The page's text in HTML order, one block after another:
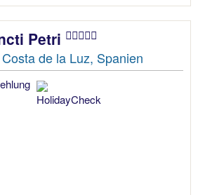
Petri
de la Luz, Spanien